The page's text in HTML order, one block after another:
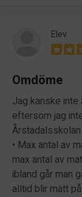
Elev
Omdöme
Jag kanske
eftersom jag
• Max antal av
max antal av
ibland går man
alltid blir mätt